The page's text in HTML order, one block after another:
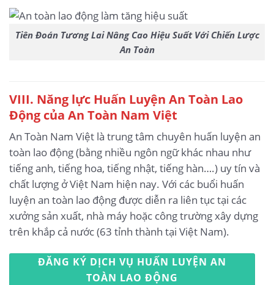
Tiên Đoán Tương Lai Nâng Cao Hiệu Suất Với Chiến Lược
An Toàn
VIII. Năng lực Huấn Luyện An Toàn Lao
Động của An Toàn Nam Việt
An Toàn Nam Việt là trung tâm chuyên huấn luyện an
toàn lao động (bằng nhiều ngôn ngữ khác nhau như
tiếng anh, tiếng hoa, tiếng nhật, tiếng hàn….) uy tín và
chất lượng ở Việt Nam hiện nay. Với các buổi huấn
luyện an toàn lao động được diễn ra liên tục tại các
xưởng sản xuất, nhà máy hoặc công trường xây dựng
trên khắp cả nước (63 tỉnh thành tại Việt Nam).
ĐĂNG KÝ DỊCH VỤ HUẤN LUYỆN AN
TOÀN LAO ĐỘNG